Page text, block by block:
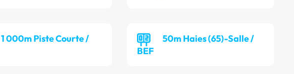
1 000m Piste Courte /
50m Haies (65)-Salle /
BEF